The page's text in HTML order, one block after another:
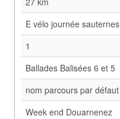
E vélo journée sauternes
1
Ballades Balisées 6 et 5
nom parcours par défaut
Week end Douarnenez